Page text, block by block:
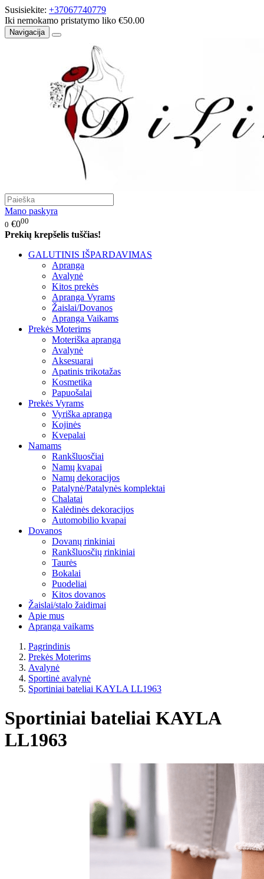
Susisiekite: +37067740779
Iki nemokamo pristatymo liko €50.00
Navigacija
Mano paskyra
0 €000
Prekių krepšelis tuščias!
GALUTINIS IŠPARDAVIMAS
Apranga
Avalynė
Kitos prekės
Apranga Vyrams
Žaislai/Dovanos
Apranga Vaikams
Prekės Moterims
Moteriška apranga
Avalynė
Aksesuarai
Apatinis trikotažas
Kosmetika
Papuošalai
Prekės Vyrams
Vyriška apranga
Kojinės
Kvepalai
Namams
Rankšluosčiai
Namų kvapai
Namų dekoracijos
Patalynė/Patalynės komplektai
Chalatai
Kalėdinės dekoracijos
Automobilio kvapai
Dovanos
Dovanų rinkiniai
Rankšluosčių rinkiniai
Taurės
Bokalai
Puodeliai
Kitos dovanos
Žaislai/stalo žaidimai
Apie mus
Apranga vaikams
Pagrindinis
Prekės Moterims
Avalynė
Sportinė avalynė
Sportiniai bateliai KAYLA LL1963
Sportiniai bateliai KAYLA
LL1963